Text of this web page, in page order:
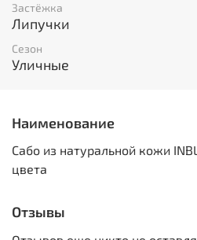
Застёжка
Липучки
Сезон
Уличные
Наименование
Сабо из натуральной кожи
цвета
Отзывы